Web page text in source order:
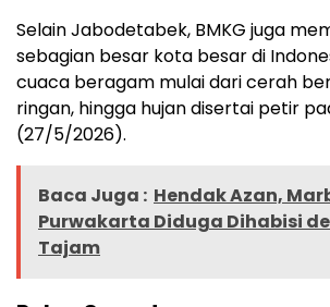
Selain Jabodetabek, BMKG juga
sebagian besar kota besar di
cuaca beragam mulai dari cerah
ringan, hingga hujan disertai petir
(27/5/2026).
Baca Juga : Hendak Azan,
Purwakarta Diduga Dihabisi
Tajam